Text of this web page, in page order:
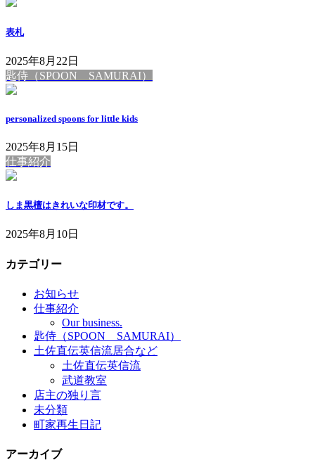
表札
2025年8月22日
匙侍（SPOON SAMURAI）
personalized spoons for little kids
2025年8月15日
仕事紹介
しま黒檀はきれいな印材です。
2025年8月10日
カテゴリー
お知らせ
仕事紹介
Our business.
匙侍（SPOON SAMURAI）
土佐直伝英信流居合など
土佐直伝英信流
武道教室
店主の独り言
未分類
町家再生日記
アーカイブ